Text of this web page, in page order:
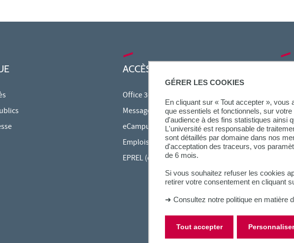
GÉRER LES COOKIES
En cliquant sur « Tout accepter »,
que essentiels et fonctionnels, sur
d'audience à des fins statistiques ainsi
L'université est responsable de
sont détaillés par domaine dans nos
d'acceptation des traceurs, vos
de 6 mois.
Si vous souhaitez refuser les cookies
retirer votre consentement en cliquant
➜ Consultez notre politique en matière
Tout accepter Personnaliser
ACCÈS RAPIDES
Office 365
Messagerie étudiante
eCampus
Emplois du temps en ligne (ADE)
EPREL (cours en ligne)